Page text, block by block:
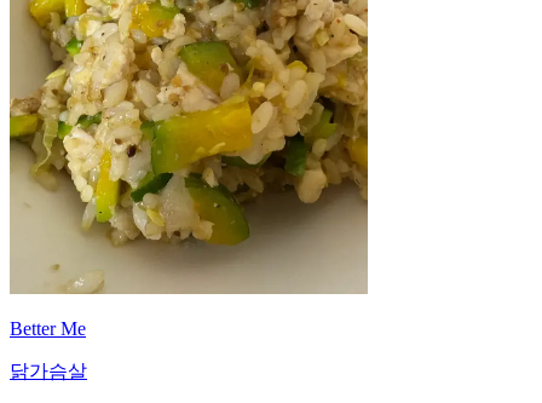
Better Me
닭가슴살